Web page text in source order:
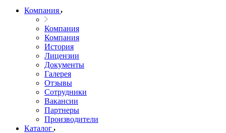
Компания
Компания
Компания
История
Лицензии
Документы
Галерея
Отзывы
Сотрудники
Вакансии
Партнеры
Производители
Каталог